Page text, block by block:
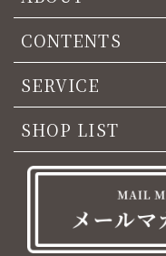
CONTENTS
SERVICE
SHOP LIST